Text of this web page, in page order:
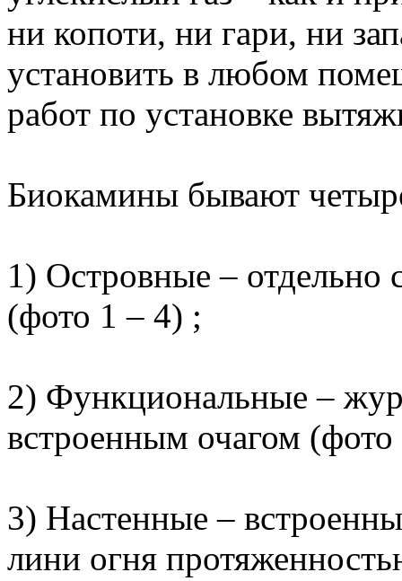
ни копоти, ни гари, ни
установить в любом
работ по установке
Биокамины бывают
1) Островные – отдельно
(фото 1 – 4) ;
2) Функциональные –
встроенным очагом
3) Настенные –
лини огня